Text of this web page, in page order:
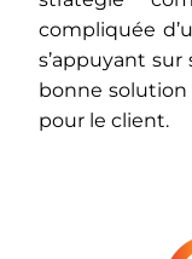
compliquée
s’appuyant sur
bonne
pour le client.